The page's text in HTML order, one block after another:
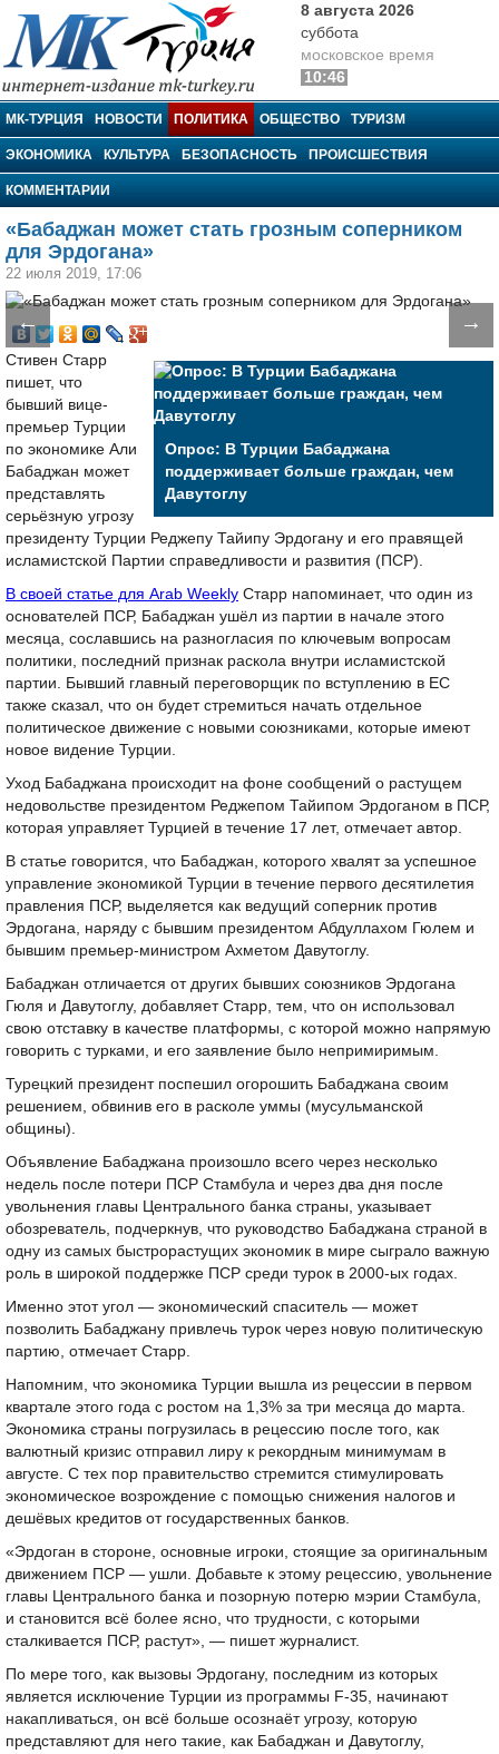
МК-Турция
8 августа 2026
суббота
московское время
10:46
МК-ТУРЦИЯ НОВОСТИ ПОЛИТИКА ОБЩЕСТВО ТУРИЗМ
ЭКОНОМИКА КУЛЬТУРА БЕЗОПАСНОСТЬ ПРОИСШЕСТВИЯ
КОММЕНТАРИИ
«Бабаджан может стать грозным соперником
для Эрдогана»
22 июля 2019, 17:06
← →
Опрос: В Турции Бабаджана
поддерживает больше граждан, чем
Давутоглу
Стивен Старр
пишет, что
бывший вице-
премьер Турции
по экономике Али
Бабаджан может
представлять
серьёзную угрозу
президенту Турции Реджепу Тайипу Эрдогану и его правящей
исламистской Партии справедливости и развития (ПСР).
В своей статье для Arab Weekly Старр напоминает, что один из
основателей ПСР, Бабаджан ушёл из партии в начале этого
месяца, сославшись на разногласия по ключевым вопросам
политики, последний признак раскола внутри исламистской
партии. Бывший главный переговорщик по вступлению в ЕС
также сказал, что он будет стремиться начать отдельное
политическое движение с новыми союзниками, которые имеют
новое видение Турции.
Уход Бабаджана происходит на фоне сообщений о растущем
недовольстве президентом Реджепом Тайипом Эрдоганом в ПСР,
которая управляет Турцией в течение 17 лет, отмечает автор.
В статье говорится, что Бабаджан, которого хвалят за успешное
управление экономикой Турции в течение первого десятилетия
правления ПСР, выделяется как ведущий соперник против
Эрдогана, наряду с бывшим президентом Абдуллахом Гюлем и
бывшим премьер-министром Ахметом Давутоглу.
Бабаджан отличается от других бывших союзников Эрдогана
Гюля и Давутоглу, добавляет Старр, тем, что он использовал
свою отставку в качестве платформы, с которой можно напрямую
говорить с турками, и его заявление было непримиримым.
Турецкий президент поспешил огорошить Бабаджана своим
решением, обвинив его в расколе уммы (мусульманской
общины).
Объявление Бабаджана произошло всего через несколько
недель после потери ПСР Стамбула и через два дня после
увольнения главы Центрального банка страны, указывает
обозреватель, подчеркнув, что руководство Бабаджана страной в
одну из самых быстрорастущих экономик в мире сыграло важную
роль в широкой поддержке ПСР среди турок в 2000-ых годах.
Именно этот угол — экономический спаситель — может
позволить Бабаджану привлечь турок через новую политическую
партию, отмечает Старр.
Напомним, что экономика Турции вышла из рецессии в первом
квартале этого года с ростом на 1,3% за три месяца до марта.
Экономика страны погрузилась в рецессию после того, как
валютный кризис отправил лиру к рекордным минимумам в
августе. С тех пор правительство стремится стимулировать
экономическое возрождение с помощью снижения налогов и
дешёвых кредитов от государственных банков.
«Эрдоган в стороне, основные игроки, стоящие за оригинальным
движением ПСР — ушли. Добавьте к этому рецессию, увольнение
главы Центрального банка и позорную потерю мэрии Стамбула,
и становится всё более ясно, что трудности, с которыми
сталкивается ПСР, растут», — пишет журналист.
По мере того, как вызовы Эрдогану, последним из которых
является исключение Турции из программы F-35, начинают
накапливаться, он всё больше осознаёт угрозу, которую
представляют для него такие, как Бабаджан и Давутоглу,